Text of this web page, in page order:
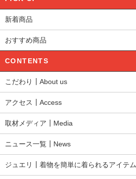
新着商品
おすすめ商品
CONTENTS
こだわり┃About us
アクセス┃Access
取材メディア┃Media
ニュース一覧┃News
ジュエリ┃着物を簡単に着られるアイテム